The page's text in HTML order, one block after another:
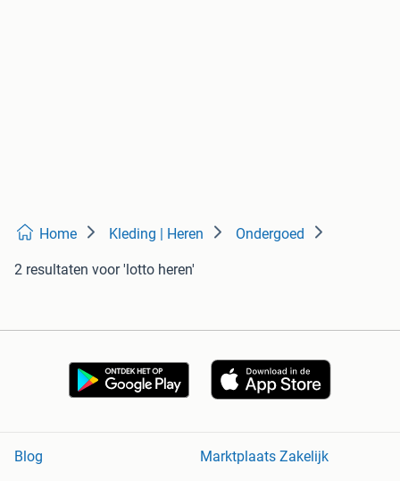
Home Kleding | Heren Ondergoed
2 resultaten voor 'lotto heren'
Blog
Marktplaats Zakelijk